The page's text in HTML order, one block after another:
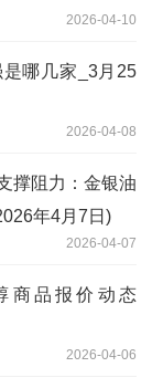
2026-04-10
哪几家_3月25
2026-04-08
撑阻力：金银油
年4月7日)
2026-04-07
商品报价动态
2026-04-06